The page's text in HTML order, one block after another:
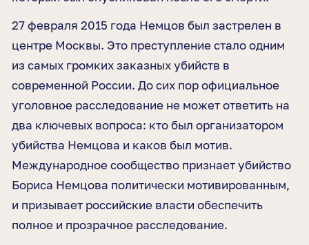
27 февраля 2015 года Немцов был застрелен в
центре Москвы. Это преступление стало одним
из самых громких заказных убийств в
современной России. До сих пор официальное
уголовное расследование не может ответить на
два ключевых вопроса: кто был организатором
убийства Немцова и каков был мотив.
Международное сообщество признает убийство
Бориса Немцова политически мотивированным,
и призывает российские власти обеспечить
полное и прозрачное расследование.